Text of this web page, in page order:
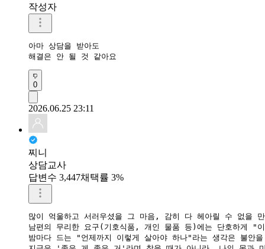
작성자
아마 상담을 받아도
해결은 안 될 것 같아요
0
2026.06.25 23:11
찌니
상담교사
답변수 3,447채택률 3%
많이 억울하고 서러우셨을 그 마음, 감히 다 헤아릴 수 없을
남편의 무리한 요구(기호식품, 개인 물품 등)에는 단호하게 "
밤마다 드는 "언제까지 이렇게 살아야 하나"라는 생각은 불안